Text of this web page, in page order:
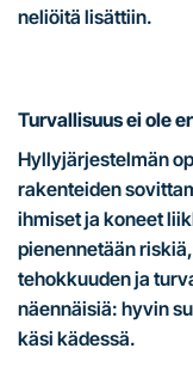
neliöitä lisättiin.
Turvallisuus ei ole
Hyllyjärjestelmän
rakenteiden
ihmiset ja koneet
pienennetään
tehokkuuden ja
näennäisiä: hyvin
käsi kädessä.